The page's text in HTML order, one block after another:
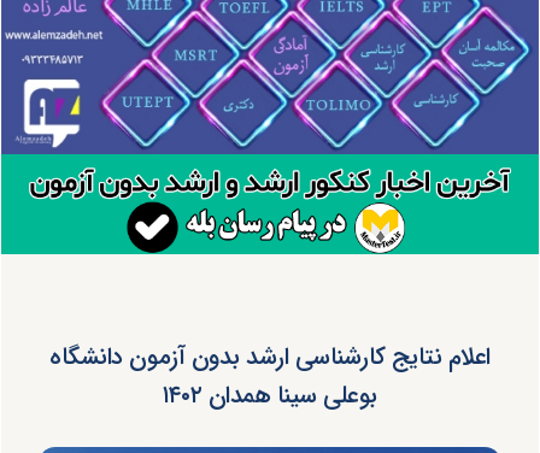
اعلام نتایج کارشناسی ارشد بدون آزمون دانشگاه
بوعلی سینا همدان ۱۴۰۲